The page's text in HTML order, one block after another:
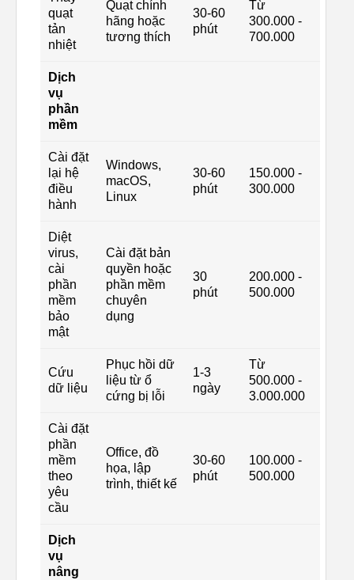
quạt
tản
nhiệt
Quạt chính
hãng hoặc
tương thích
30-60
phút
Từ
300.000 -
700.000
Dịch
vụ
phần
mềm
Cài đặt
lại hệ
điều
hành
Windows,
macOS,
Linux
30-60
phút
150.000 -
300.000
Diệt
virus,
cài
phần
mềm
bảo
mật
Cài đặt bản
quyền hoặc
phần mềm
chuyên
dụng
30
phút
200.000 -
500.000
Cứu
dữ liệu
Phục hồi dữ
liệu từ ổ
cứng bị lỗi
1-3
ngày
Từ
500.000 -
3.000.000
Cài đặt
phần
mềm
theo
yêu
cầu
Office, đồ
họa, lập
trình, thiết kế
30-60
phút
100.000 -
500.000
Dịch
vụ
nâng